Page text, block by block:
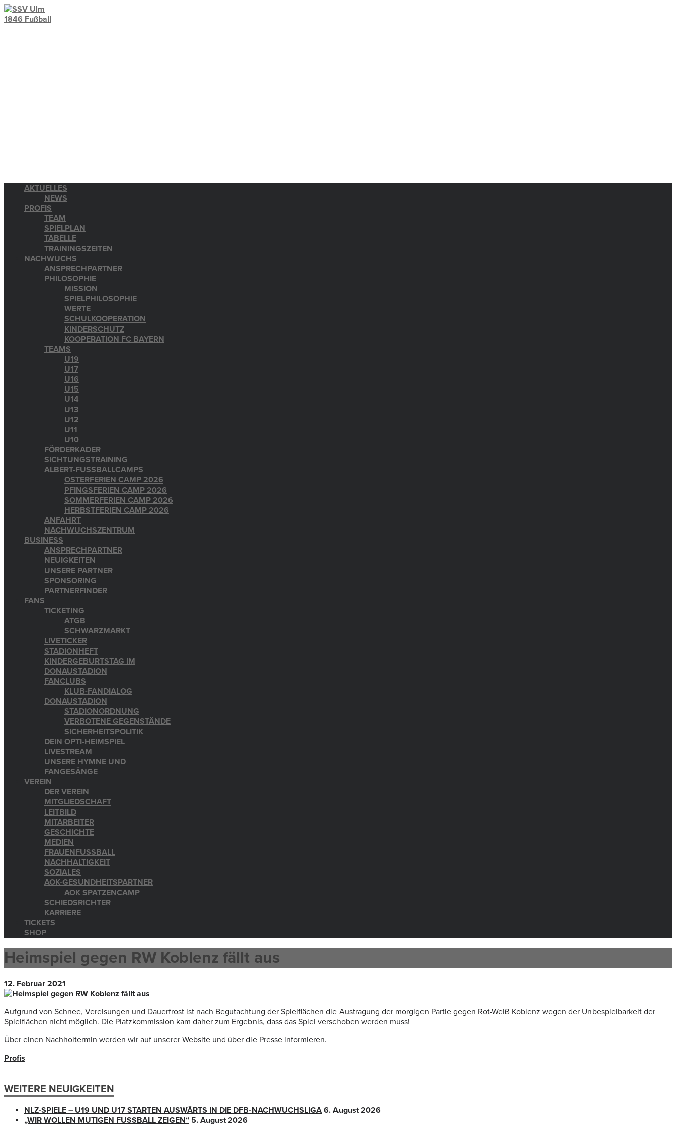
AKTUELLES
NEWS
PROFIS
TEAM
SPIELPLAN
TABELLE
TRAININGSZEITEN
NACHWUCHS
ANSPRECHPARTNER
PHILOSOPHIE
MISSION
SPIELPHILOSOPHIE
WERTE
SCHULKOOPERATION
KINDERSCHUTZ
KOOPERATION FC BAYERN
TEAMS
U19
U17
U16
U15
U14
U13
U12
U11
U10
FÖRDERKADER
SICHTUNGSTRAINING
ALBERT-FUSSBALLCAMPS
OSTERFERIEN CAMP 2026
PFINGSFERIEN CAMP 2026
SOMMERFERIEN CAMP 2026
HERBSTFERIEN CAMP 2026
ANFAHRT
NACHWUCHSZENTRUM
BUSINESS
ANSPRECHPARTNER
NEUIGKEITEN
UNSERE PARTNER
SPONSORING
PARTNERFINDER
FANS
TICKETING
ATGB
SCHWARZMARKT
LIVETICKER
STADIONHEFT
KINDERGEBURTSTAG IM
DONAUSTADION
FANCLUBS
KLUB-FANDIALOG
DONAUSTADION
STADIONORDNUNG
VERBOTENE GEGENSTÄNDE
SICHERHEITSPOLITIK
DEIN OPTI-HEIMSPIEL
LIVESTREAM
UNSERE HYMNE UND
FANGESÄNGE
VEREIN
DER VEREIN
MITGLIEDSCHAFT
LEITBILD
MITARBEITER
GESCHICHTE
MEDIEN
FRAUENFUSSBALL
NACHHALTIGKEIT
SOZIALES
AOK-GESUNDHEITSPARTNER
AOK SPATZENCAMP
SCHIEDSRICHTER
KARRIERE
TICKETS
SHOP
Heimspiel gegen RW Koblenz fällt aus
12. Februar 2021
Aufgrund von Schnee, Vereisungen und Dauerfrost ist nach Begutachtung der Spielflächen die Austragung der morgigen Partie gegen Rot-Weiß Koblenz wegen der Unbespielbarkeit der
Spielflächen nicht möglich. Die Platzkommission kam daher zum Ergebnis, dass das Spiel verschoben werden muss!
Über einen Nachholtermin werden wir auf unserer Website und über die Presse informieren.
Profis
WEITERE NEUIGKEITEN
NLZ-SPIELE – U19 UND U17 STARTEN AUSWÄRTS IN DIE DFB-NACHWUCHSLIGA 6. August 2026
„WIR WOLLEN MUTIGEN FUSSBALL ZEIGEN“
5. August 2026